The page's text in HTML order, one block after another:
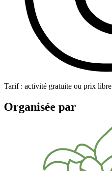
Tarif : activité gratuite ou prix libre
Organisée par